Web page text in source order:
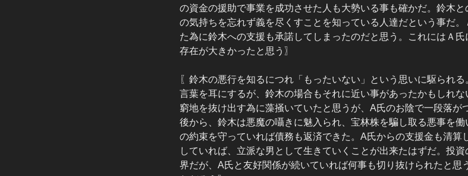
の資金の援助で事業を成功させた人も大勢いる事も確かだ。鈴木
の気持ちを忘れず義を尽くすことを知っている人達だという事だ
た為に鈴木への支援も承諾してしまったのだと思う。これにはＡ
存在が大きかったと思う〗
〖鈴木の悪行を知るにつれ「もったいない」という思いに駆られ
言葉を耳にするが、鈴木の場合もそれに近い事があったかもしれ
窮地を抜け出す為に藻掻いていたと思うが、A氏のお陰で一段落が
後から、鈴木は悪魔の囁きに魅入られ、宝林株を騙し取る悪事を
の約束を守っていれば債務も返済できた。A氏からの支援金も清算
していれば、立派な男として生きていくことが出来たはずだ。投
界だが、A氏と友好関係が続いていれば何事も切り抜けられたと思